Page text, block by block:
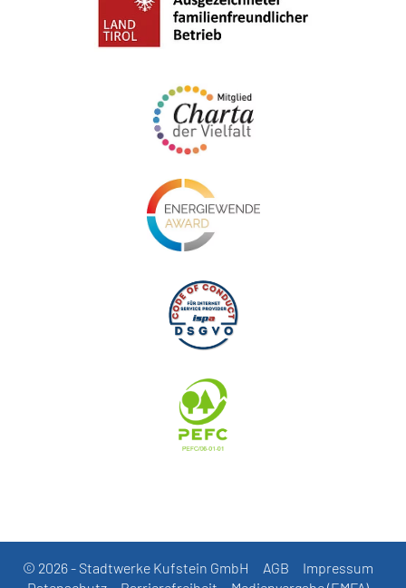
© 2026 - Stadtwerke Kufstein GmbH AGB
Impressum